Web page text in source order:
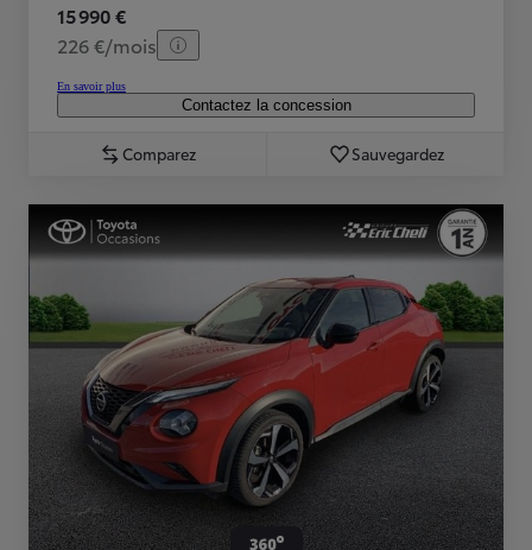
15 990 €
226 €/mois
En savoir plus
Contactez la concession
Comparez Sauvegardez